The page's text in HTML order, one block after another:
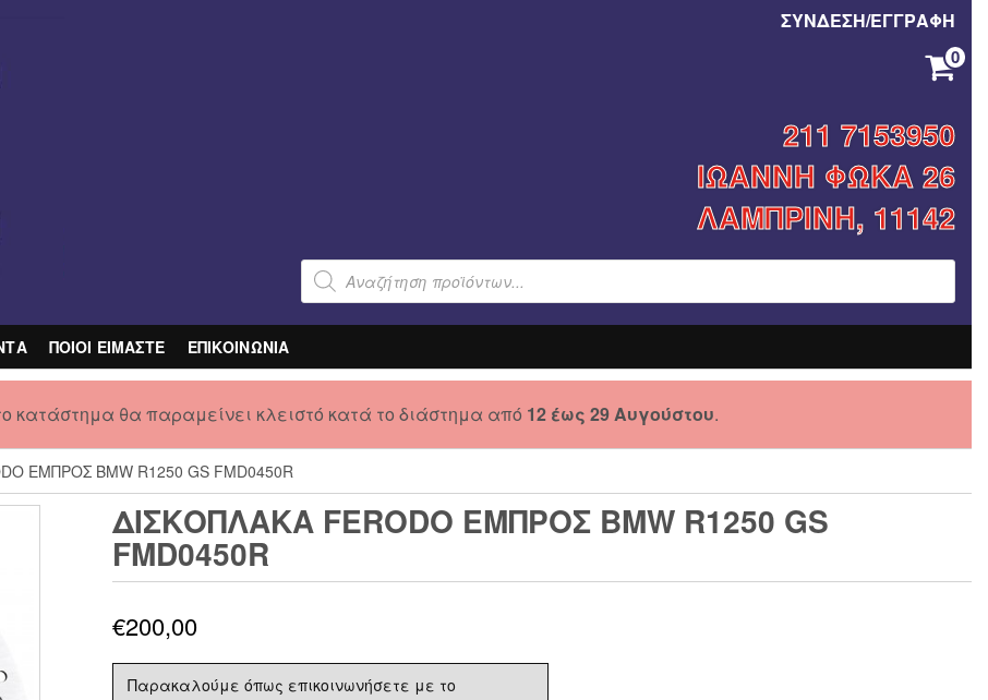
ΣΥΝΔΕΣΗ/ΕΓΓΡΑΦΗ
0
211 7153950
ΙΩΑΝΝΗ ΦΩΚΑ 26
ΛΑΜΠΡΙΝΗ, 11142
Products
search
ΠΟΙΟΙ ΕΙΜΑΣΤΕ ΕΠΙΚΟΙΝΩΝΙΑ
κατάστημα θα παραμείνει κλειστό κατά το διάστημα από 12 έως 29 Αυγούστου.
ΕΜΠΡΟΣ BMW R1250 GS FMD0450R
ΔΙΣΚΟΠΛΑΚΑ FERODO ΕΜΠΡΟΣ BMW R1250 GS
FMD0450R
€200,00
Παρακαλούμε όπως επικοινωνήσετε με το